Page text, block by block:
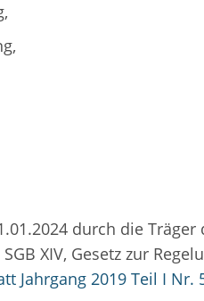
durch die Träger
XIV, Gesetz zur
Jahrgang 2019 Teil I Nr.